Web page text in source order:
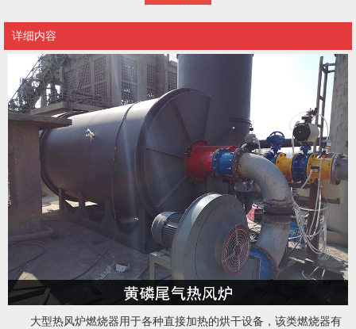
详细内容
大型热风炉燃烧器用于各种直接加热的烘干设备，该类燃烧器有